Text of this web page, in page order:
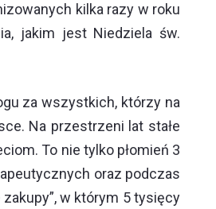
kilka razy w roku
jakim jest Niedziela św.
za wszystkich, którzy na
Na przestrzeni lat stałe
To nie tylko płomień 3
oraz podczas
w którym 5 tysięcy